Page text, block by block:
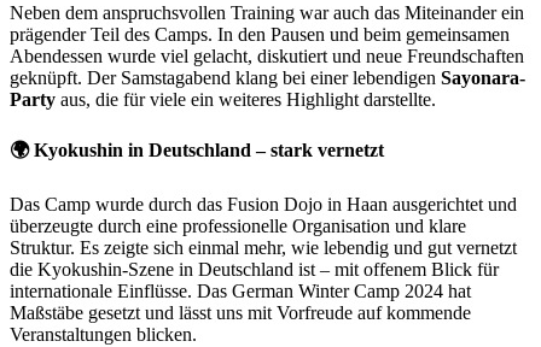
Neben dem anspruchsvollen Training war auch das Miteinander ein
prägender Teil des Camps. In den Pausen und beim gemeinsamen
Abendessen wurde viel gelacht, diskutiert und neue Freundschaften
geknüpft. Der Samstagabend klang bei einer lebendigen Sayonara-
Party aus, die für viele ein weiteres Highlight darstellte.
🌍 Kyokushin in Deutschland – stark vernetzt
Das Camp wurde durch das Fusion Dojo in Haan ausgerichtet und
überzeugte durch eine professionelle Organisation und klare
Struktur. Es zeigte sich einmal mehr, wie lebendig und gut vernetzt
die Kyokushin-Szene in Deutschland ist – mit offenem Blick für
internationale Einflüsse. Das German Winter Camp 2024 hat
Maßstäbe gesetzt und lässt uns mit Vorfreude auf kommende
Veranstaltungen blicken.